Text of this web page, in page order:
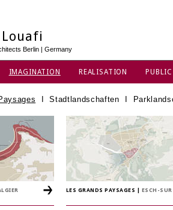
Berlin | Germany
IMAGINATION REALISATION
IStadtlandschaften
LES GRANDS PAYSAGES ESCH-